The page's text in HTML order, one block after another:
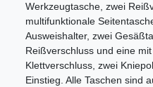
Werkzeugtasche, zwei
multifunktionale
Ausweishalter, zwei
Reißverschluss und eine
Klettverschluss, zwei
Einstieg. Alle Taschen sind